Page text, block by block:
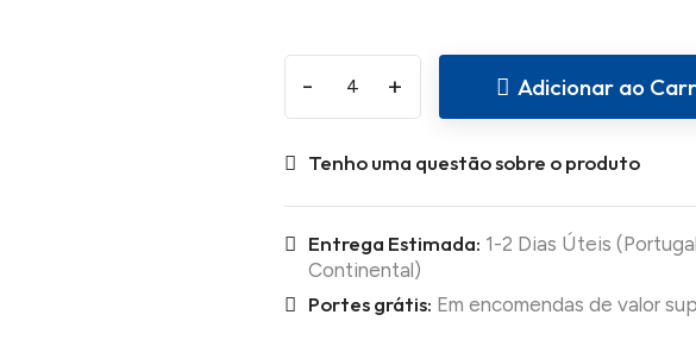
- + Adicionar ao
Tenho uma questão sobre o produto
Entrega Estimada: 1-2 Dias Úteis (Portugal
Continental)
Portes grátis: Em encomendas de valor